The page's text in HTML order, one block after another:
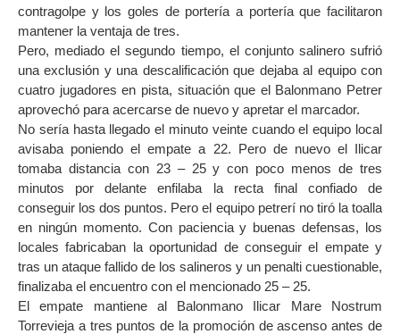
contragolpe y los goles de portería a portería que facilitaron
mantener la ventaja de tres.
Pero, mediado el segundo tiempo, el conjunto salinero sufrió
una exclusión y una descalificación que dejaba al equipo con
cuatro jugadores en pista, situación que el Balonmano Petrer
aprovechó para acercarse de nuevo y apretar el marcador.
No sería hasta llegado el minuto veinte cuando el equipo local
avisaba poniendo el empate a 22. Pero de nuevo el Ilicar
tomaba distancia con 23 – 25 y con poco menos de tres
minutos por delante enfilaba la recta final confiado de
conseguir los dos puntos. Pero el equipo petrerí no tiró la toalla
en ningún momento. Con paciencia y buenas defensas, los
locales fabricaban la oportunidad de conseguir el empate y
tras un ataque fallido de los salineros y un penalti cuestionable,
finalizaba el encuentro con el mencionado 25 – 25.
El empate mantiene al Balonmano Ilicar Mare Nostrum
Torrevieja a tres puntos de la promoción de ascenso antes de